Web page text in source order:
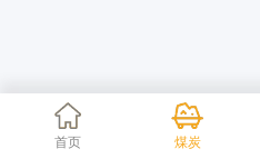
首页 煤炭